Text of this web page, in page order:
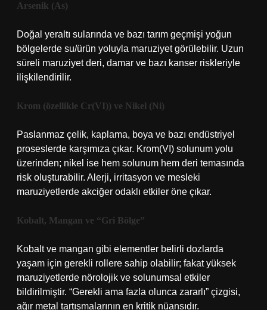
Arsenik (As)
Doğal yeraltı sularında ve bazı tarım geçmişi yoğun
bölgelerde su/ürün yoluyla maruziyet görülebilir. Uzun
süreli maruziyet deri, damar ve bazı kanser riskleriyle
ilişkilendirilir.
Krom (özellikle Cr(VI)) ve Nikel (Ni)
Paslanmaz çelik, kaplama, boya ve bazı endüstriyel
proseslerde karşımıza çıkar. Krom(VI) solunum yolu
üzerinden; nikel ise hem solunum hem deri temasında
risk oluşturabilir. Alerji, irritasyon ve mesleki
maruziyetlerde akciğer odaklı etkiler öne çıkar.
Kobalt, Mangan ve “Gri Bölge”
Kobalt ve mangan gibi elementler belirli dozlarda
yaşam için gerekli rollere sahip olabilir; fakat yüksek
maruziyetlerde nörolojik ve solunumsal etkiler
bildirilmiştir. “Gerekli ama fazla olunca zararlı” çizgisi,
ağır metal tartışmalarının en kritik nüansıdır.